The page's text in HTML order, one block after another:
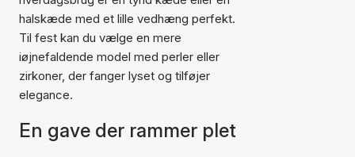
halskæde med et lille vedhæng perfekt.
Til fest kan du vælge en mere
iøjnefaldende model med perler eller
zirkoner, der fanger lyset og tilføjer
elegance.
En gave der rammer plet